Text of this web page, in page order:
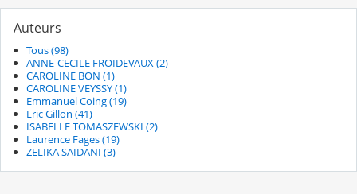
Auteurs
Tous (98)
ANNE-CECILE FROIDEVAUX (2)
CAROLINE BON (1)
CAROLINE VEYSSY (1)
Emmanuel Coing (19)
Eric Gillon (41)
ISABELLE TOMASZEWSKI (2)
Laurence Fages (19)
ZELIKA SAIDANI (3)